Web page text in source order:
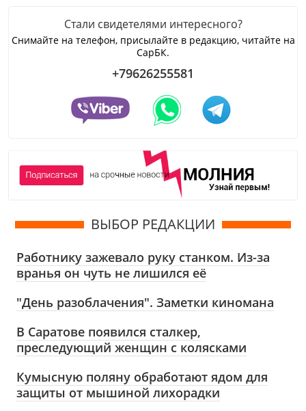
Стали свидетелями интересного?
Снимайте на телефон, присылайте в редакцию, читайте на
СарБК.
+79626255581
ВЫБОР РЕДАКЦИИ
Работнику зажевало руку станком. Из-за
вранья он чуть не лишился её
"День разоблачения". Заметки киномана
В Саратове появился сталкер,
преследующий женщин с колясками
Кумысную поляну обработают ядом для
защиты от мышиной лихорадки